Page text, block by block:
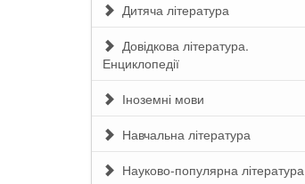
Дитяча література
Довідкова література.
Енциклопедії
Іноземні мови
Навчальна література
Науково-популярна література